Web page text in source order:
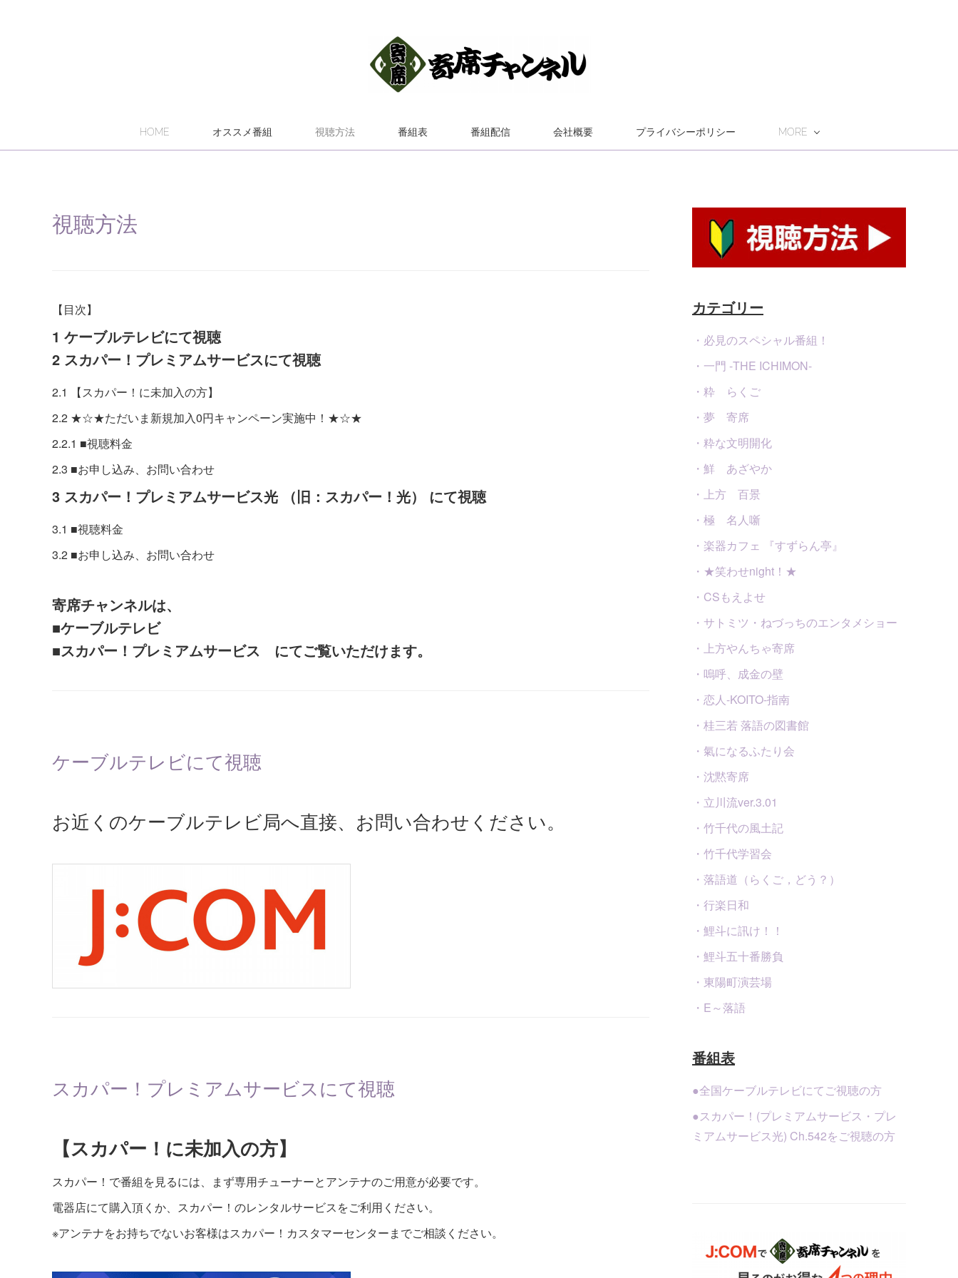
HOME オススメ番組 視聴方法 番組表 番組配信 会社概要 プライバシーポリシー MORE
視聴方法
【目次】
1 ケーブルテレビにて視聴
2 スカパー！プレミアムサービスにて視聴
2.1 【スカパー！に未加入の方】
2.2 ★☆★ただいま新規加入0円キャンペーン実施中！★☆★
2.2.1 ■視聴料金
2.3 ■お申し込み、お問い合わせ
3 スカパー！プレミアムサービス光 （旧：スカパー！光） にて視聴
3.1 ■視聴料金
3.2 ■お申し込み、お問い合わせ
寄席チャンネルは、
■ケーブルテレビ
■スカパー！プレミアムサービス にてご覧いただけます。
ケーブルテレビにて視聴
お近くのケーブルテレビ局へ直接、お問い合わせください。
スカパー！プレミアムサービスにて視聴
【スカパー！に未加入の方】
スカパー！で番組を見るには、まず専用チューナーとアンテナのご用意が必要です。
電器店にて購入頂くか、スカパー！のレンタルサービスをご利用ください。
※アンテナをお持ちでないお客様はスカパー！カスタマーセンターまでご相談ください。
カテゴリー
・必見のスペシャル番組！
・一門 -THE ICHIMON-
・粋 らくご
・夢 寄席
・粋な文明開化
・鮮 あざやか
・上方 百景
・極 名人噺
・楽器カフェ 『すずらん亭』
・★笑わせnight！★
・CSもえよせ
・サトミツ・ねづっちのエンタメショー
・上方やんちゃ寄席
・嗚呼、成金の壁
・恋人-KOITO-指南
・桂三若 落語の図書館
・氣になるふたり会
・沈黙寄席
・立川流ver.3.01
・竹千代の風土記
・竹千代学習会
・落語道（らくご，どう？）
・行楽日和
・鯉斗に訊け！！
・鯉斗五十番勝負
・東陽町演芸場
・E～落語
番組表
●全国ケーブルテレビにてご視聴の方
●スカパー！(プレミアムサービス・プレ
ミアムサービス光) Ch.542をご視聴の方